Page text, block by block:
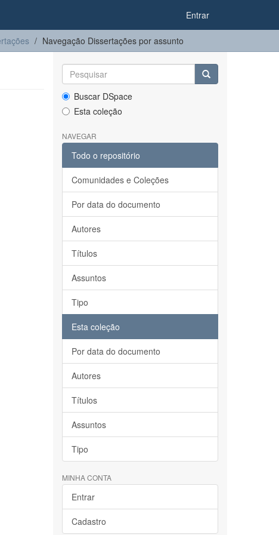
Entrar
Navegação Dissertações por assunto
Buscar DSpace
Esta coleção
NAVEGAR
Todo o repositório
Comunidades e Coleções
Por data do documento
Autores
Títulos
Assuntos
Tipo
Esta coleção
Por data do documento
Autores
Títulos
Assuntos
Tipo
MINHA CONTA
Entrar
Cadastro